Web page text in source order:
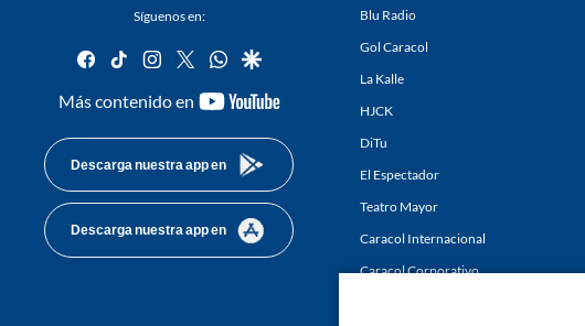
Síguenos en:
facebook
tiktok instagram
twitterwhatsapp
google
Más contenido en
youtube-
Descarga nuestra app en
Descarga nuestra app en
Blu Radio
Gol Caracol
La Kalle
HJCK
DiTu
El Espectador
Teatro Mayor
Caracol Internacional
Caracol Corporativo